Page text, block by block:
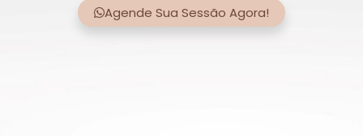
Agende Sua Sessão Agora!